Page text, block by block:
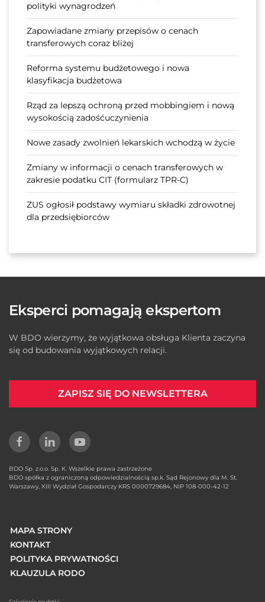
polityki wynagrodzeń
Zapowiadane zmiany przepisów o cenach
transferowych coraz bliżej
Reforma systemu budżetowego i nowa
klasyfikacja budżetowa
Rząd za lepszą ochroną przed mobbingiem i nową
wysokością zadośćuczynienia
Nowe zasady zwolnień lekarskich wchodzą w życie
Zmiany w informacji o cenach transferowych w
zakresie podatku CIT (formularz TPR-C)
ZUS ogłosił podstawy wymiaru składki zdrowotnej
dla przedsiębiorców
Eksperci pomagają ekspertom
W BDO wierzymy, że wyjątkowa obsługa Klienta zaczyna
się od budowania wyjątkowych relacji.
ZAPISZ SIĘ DO NEWSLETTERA
BDO Sp. z.o.o. Sp. K. Wszelkie prawa zastrzeżone
BDO spółka z ograniczoną odpowiedzialnością sp.k. Sąd Rejonowy dla M. St.
Warszawy, XIII Wydział Gospodarczy KRS 0000729684, NIP 108-000-42-12
MAPA STRONY
KONTAKT
POLITYKA PRYWATNOŚCI
KLAUZULA RODO